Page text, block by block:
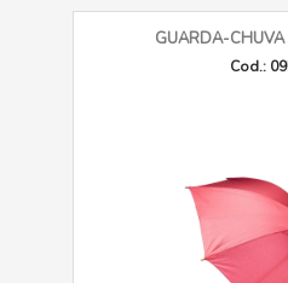
GUARDA-CHUVA
Cod.: